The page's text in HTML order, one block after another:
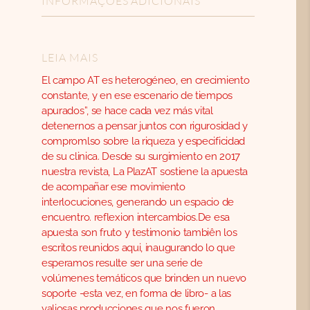
adolescencias
escolar
[Español]
quantidade
LEIA MAIS
El campo AT es heterogéneo, en crecimiento
constante, y en ese escenario de tiempos
apurados”, se hace cada vez más vital
detenernos a pensar juntos con rigurosidad y
compromlso sobre la riqueza y especificidad
de su clinica. Desde su surgimiento en 2017
nuestra revista, La PlazAT sostiene la apuesta
de acompañar ese movimiento
interlocuciones, generando un espacio de
encuentro. reflexion intercambios.De esa
apuesta son fruto y testimonio tambiên los
escritos reunidos aqui, inaugurando lo que
esperamos resulte ser una serie de
volúmenes temáticos que brinden un nuevo
soporte -esta vez, en forma de libro- a las